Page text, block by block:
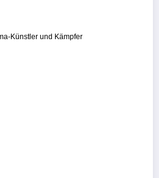
Künstler und Kämpfer